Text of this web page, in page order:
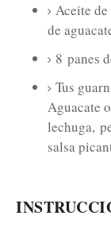
Aceite
de
8 panes
Tus
Aguacate o
lechuga,
salsa